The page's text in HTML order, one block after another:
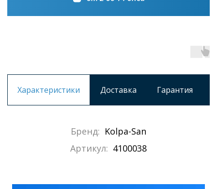
Характеристики Доставка Гарантия
Бренд: Kolpa-San
Артикул: 4100038